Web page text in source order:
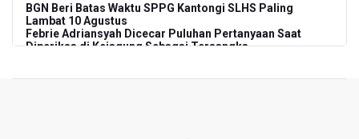
BGN Beri Batas Waktu SPPG Kantongi SLHS Paling
Lambat 10 Agustus
Febrie Adriansyah Dicecar Puluhan Pertanyaan Saat
Diperiksa di Kejagung Sebagai Tersangka